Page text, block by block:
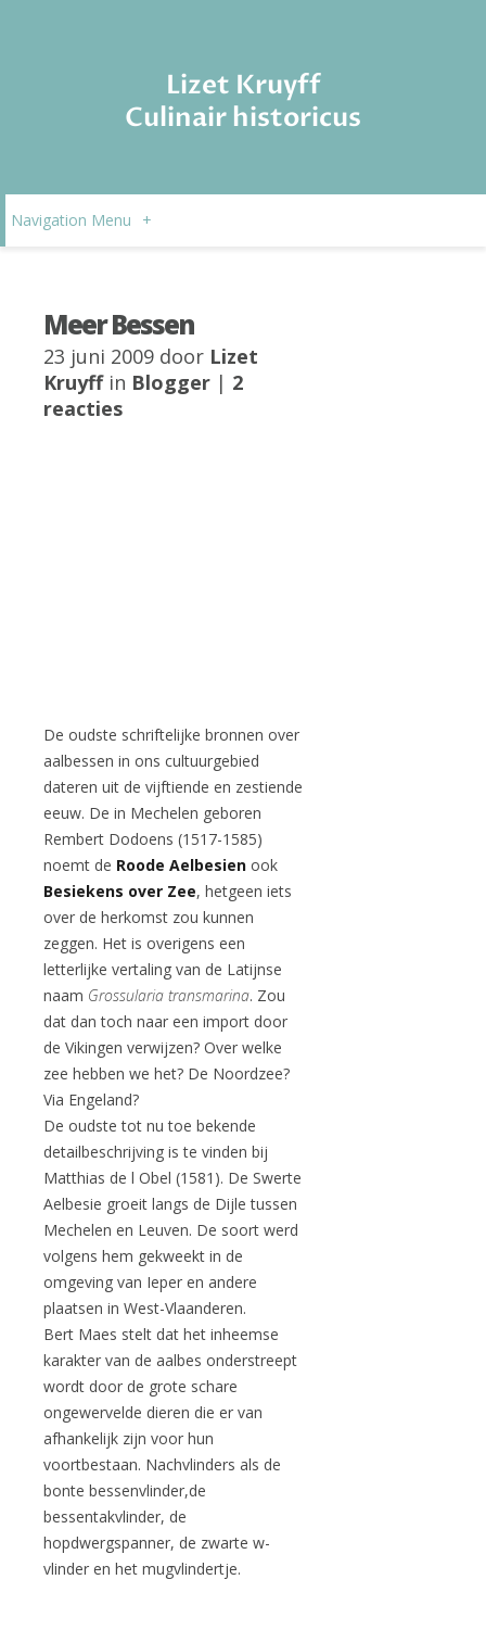
Lizet Kruyff
Culinair historicus
Navigation Menu +
Meer Bessen
23 juni 2009 door Lizet
Kruyffin Blogger | 2
reacties
De oudste schriftelijke bronnen over
aalbessen in ons cultuurgebied
dateren uit de vijftiende en zestiende
eeuw. De in Mechelen geboren
Rembert Dodoens (1517-1585)
noemt de Roode Aelbesien ook
Besiekens over Zee, hetgeen iets
over de herkomst zou kunnen
zeggen. Het is overigens een
letterlijke vertaling van de Latijnse
naam Grossularia transmarina. Zou
dat dan toch naar een import door
de Vikingen verwijzen? Over welke
zee hebben we het? De Noordzee?
Via Engeland?
De oudste tot nu toe bekende
detailbeschrijving is te vinden bij
Matthias de l Obel (1581). De Swerte
Aelbesie groeit langs de Dijle tussen
Mechelen en Leuven. De soort werd
volgens hem gekweekt in de
omgeving van Ieper en andere
plaatsen in West-Vlaanderen.
Bert Maes stelt dat het inheemse
karakter van de aalbes onderstreept
wordt door de grote schare
ongewervelde dieren die er van
afhankelijk zijn voor hun
voortbestaan. Nachvlinders als de
bonte bessenvlinder,de
bessentakvlinder, de
hopdwergspanner, de zwarte w-
vlinder en het mugvlindertje.